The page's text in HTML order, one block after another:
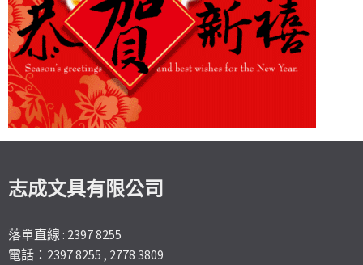
志成文具有限公司
落單直線 : 2397 8255
電話：2397 8255 , 2778 3809